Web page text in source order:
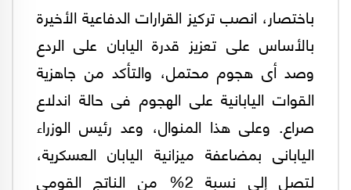
باختصار، انصب تركيز القرارات الدفاعية الأخيرة
بالأساس على تعزيز قدرة اليابان على الردع
وصد أى هجوم محتمل، والتأكد من جاهزية
القوات اليابانية على الهجوم فى حالة اندلاع
صراع. وعلى هذا المنوال، وعد رئيس الوزراء
اليابانى بمضاعفة ميزانية اليابان العسكرية،
لتصل إلى نسبة 2% من الناتج القومى